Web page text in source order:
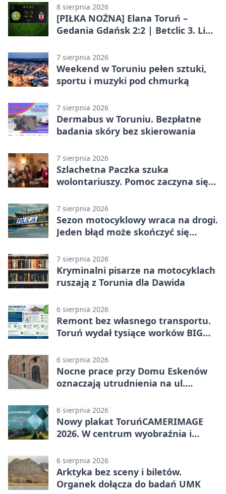
8 sierpnia 2026
[PIŁKA NOŻNA] Elana Toruń –
Gedania Gdańsk 2:2 | Betclic 3. Liga
7 sierpnia 2026
Weekend w Toruniu pełen sztuki,
sportu i muzyki pod chmurką
7 sierpnia 2026
Dermabus w Toruniu. Bezpłatne
badania skóry bez skierowania
7 sierpnia 2026
Szlachetna Paczka szuka
wolontariuszy. Pomoc zaczyna się
7 sierpnia 2026
Sezon motocyklowy wraca na drogi.
Jeden błąd może skończyć się
7 sierpnia 2026
Kryminalni pisarze na motocyklach
ruszają z Torunia dla Dawida
6 sierpnia 2026
Remont bez własnego transportu.
Toruń wydał tysiące worków BIG
6 sierpnia 2026
Nocne prace przy Domu Eskenów
oznaczają utrudnienia na ul.
6 sierpnia 2026
Nowy plakat ToruńCAMERIMAGE
2026. W centrum wyobraźnia i
6 sierpnia 2026
Arktyka bez sceny i biletów.
Organek dołącza do badań UMK